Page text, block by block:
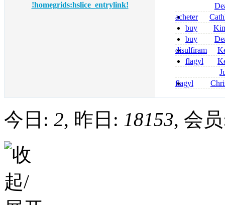
!homegrids:hslice_entrylink!
tizanidine
sans
acheter
dapsone site
buy
zolpidem usa
buy
pregabalin 300
pregabalin
disulfiram
sansflagyl
online
bestellen
roxithromycin
flagyl
今日: 2, 昨日: 18153, 会